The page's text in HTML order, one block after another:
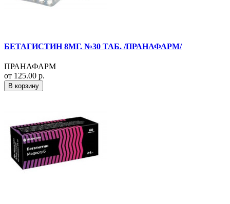
БЕТАГИСТИН 8МГ. №30 ТАБ. /ПРАНАФАРМ/
ПРАНАФАРМ
от 125.00 р.
В корзину